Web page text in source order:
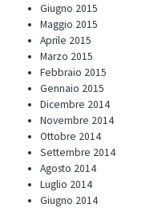
Giugno 2015
Maggio 2015
Aprile 2015
Marzo 2015
Febbraio 2015
Gennaio 2015
Dicembre 2014
Novembre 2014
Ottobre 2014
Settembre 2014
Agosto 2014
Luglio 2014
Giugno 2014